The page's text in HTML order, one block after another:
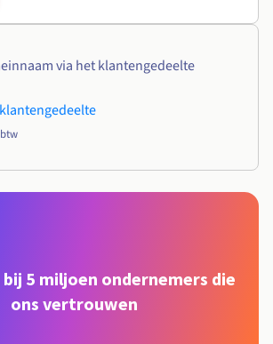
via het klantengedeelte
5 miljoen ondernemers die
ons vertrouwen